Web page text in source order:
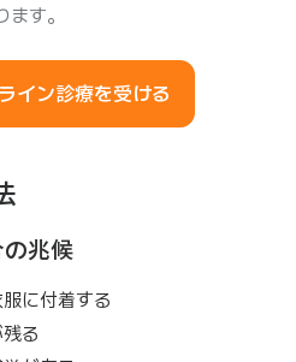
す。
イン診療を受ける
兆候
に付着する
る